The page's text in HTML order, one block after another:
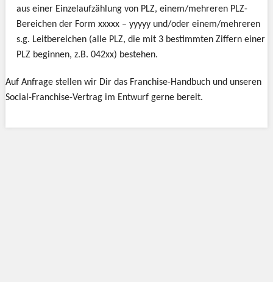
aus einer Einzelaufzählung von PLZ, einem/mehreren PLZ-
Bereichen der Form xxxxx – yyyyy und/oder einem/mehreren
s.g. Leitbereichen (alle PLZ, die mit 3 bestimmten Ziffern einer
PLZ beginnen, z.B. 042xx) bestehen.
Auf Anfrage stellen wir Dir das Franchise-Handbuch und unseren
Social-Franchise-Vertrag im Entwurf gerne bereit.